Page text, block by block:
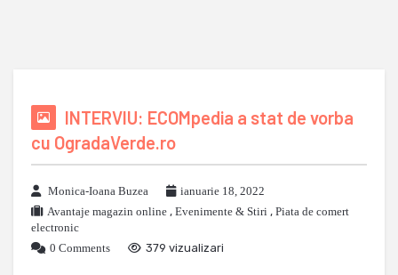
INTERVIU: ECOMpedia a stat de vorba
cu OgradaVerde.ro
Monica-Ioana Buzea
ianuarie 18, 2022
Avantaje magazin online , Evenimente & Stiri , Piata de comert
electronic
0 Comments
379 vizualizari